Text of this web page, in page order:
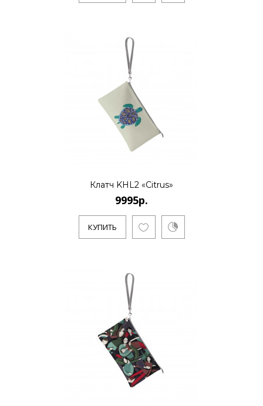
КУПИТЬ
КУПИТЬ
9995р.
КУПИТЬ
Клатч KHL2 «Citrus»
9995р.
КУПИТЬ